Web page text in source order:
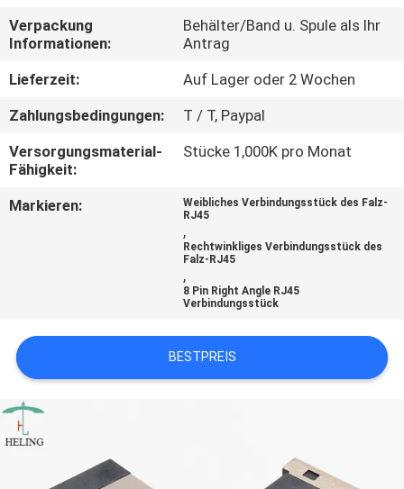
TRETEN
SIE
MIT
UNS
IN
VERBINDUNG
SITEMAP
PRIVACY
POLICY
Verpackung
Informationen:
Behälter/Band u. Spule als Ihr
Antrag
Lieferzeit:
Auf Lager oder 2 Wochen
Zahlungsbedingungen:
T / T, Paypal
Versorgungsmaterial-
Fähigkeit:
Stücke 1,000K pro Monat
Markieren:
Weibliches Verbindungsstück des Falz-
RJ45
,
Rechtwinkliges Verbindungsstück des
Falz-RJ45
,
8 Pin Right Angle RJ45
Verbindungsstück
BESTPREIS